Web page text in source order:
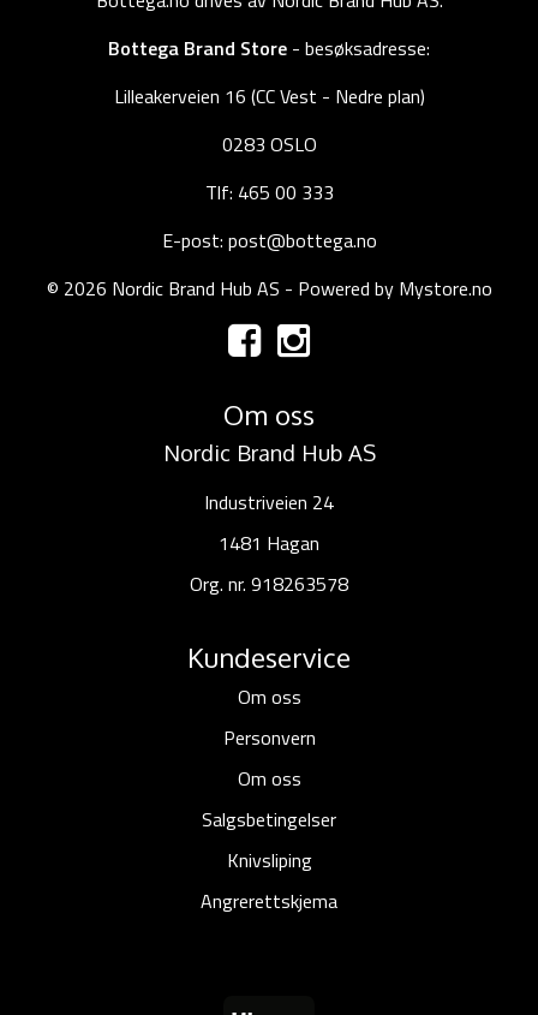
Bottega Brand Store - besøksadresse:
Lilleakerveien 16 (CC Vest - Nedre plan)
0283 OSLO
Tlf: 465 00 333
E-post: post@bottega.no
© 2026 Nordic Brand Hub AS - Powered by Mystore.no
Om oss
Nordic Brand Hub AS
Industriveien 24
1481 Hagan
Org. nr. 918263578
Kundeservice
Om oss
Personvern
Om oss
Salgsbetingelser
Knivsliping
Angrerettskjema